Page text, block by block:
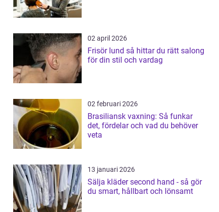
02 april 2026
Frisör lund så hittar du rätt salong
för din stil och vardag
02 februari 2026
Brasiliansk vaxning: Så funkar
det, fördelar och vad du behöver
veta
13 januari 2026
Sälja kläder second hand - så gör
du smart, hållbart och lönsamt